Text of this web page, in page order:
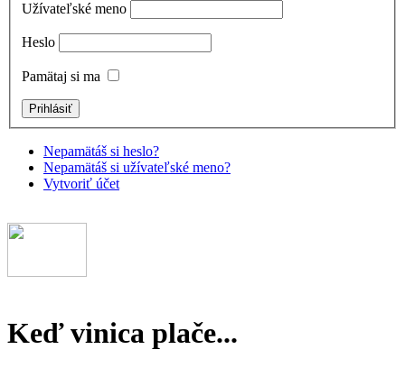
Užívateľské meno
Heslo
Pamätaj si ma
Nepamätáš si heslo?
Nepamätáš si užívateľské meno?
Vytvoriť účet
Keď vinica plače...